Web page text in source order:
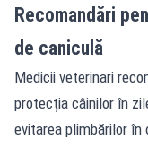
Recomandări
de caniculă
Medicii veterinari
protecția câinilor în
evitarea plimbărilor